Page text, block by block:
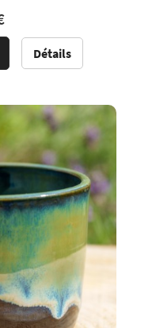
Détails